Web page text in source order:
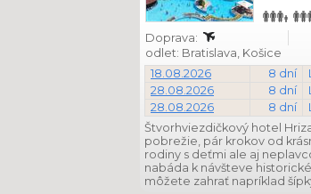
Doprava:
odlet: Bratislava, Košice
18.08.2026
8 dní
28.08.2026
8 dní
28.08.2026
8 dní
Štvorhviezdičkový hotel
pobrežie, pár krokov od
rodiny s deťmi ale aj
nabáda k návšteve
môžete zahrať napríklad